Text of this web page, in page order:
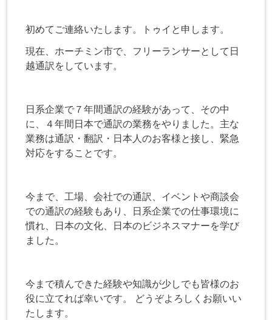
初めてご連絡いたします。トゥイと申します。
現在、ホーチミン市で、フリーランサーとして日
越通訳をしています。
日系企業で７年間通訳の経験があって、その中
に、４年間日本で通訳の業務をやりました。主な
業務は通訳・翻訳・日本人のお客様と接し、緊急
対応をすることです。
今まで、工場、会社での通訳、イベントや商談会
での通訳の経験もあり、日系企業での仕事環境に
慣れ、日本の文化、日本のビジネスマナーを学び
ました。
今まで積んできた経験や知識が少しでも皆様のお
役に立てれば幸いです。 どうぞよろしくお願いい
たします。